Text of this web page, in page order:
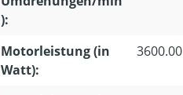
):
Motorleistung (in
Watt):
3600.00